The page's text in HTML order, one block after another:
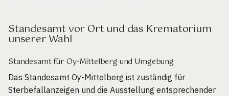
Standesamt vor Ort und das Krematorium
unserer Wahl
Standesamt für Oy-Mittelberg und Umgebung
Das Standesamt Oy-Mittelberg ist zuständig für
Sterbefallanzeigen und die Ausstellung entsprechender